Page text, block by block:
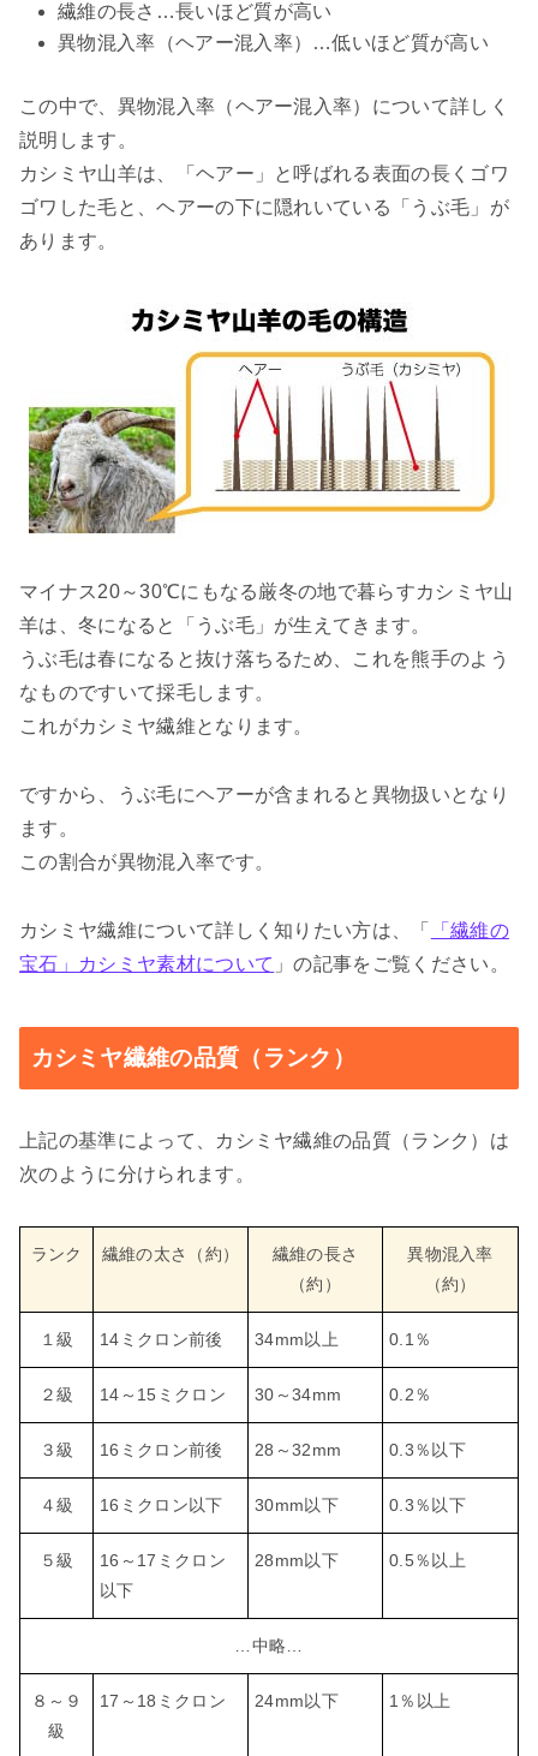
繊維の長さ…長いほど質が高い
異物混入率（ヘアー混入率）…低いほど質が高い
この中で、異物混入率（ヘアー混入率）について詳しく
説明します。
カシミヤ山羊は、「ヘアー」と呼ばれる表面の長くゴワ
ゴワした毛と、ヘアーの下に隠れいている「うぶ毛」が
あります。
マイナス20～30℃にもなる厳冬の地で暮らすカシミヤ山
羊は、冬になると「うぶ毛」が生えてきます。
うぶ毛は春になると抜け落ちるため、これを熊手のよう
なものですいて採毛します。
これがカシミヤ繊維となります。
ですから、うぶ毛にヘアーが含まれると異物扱いとなり
ます。
この割合が異物混入率です。
カシミヤ繊維について詳しく知りたい方は、「
「繊維の
宝石」カシミヤ素材について 」の記事をご覧ください。
カシミヤ繊維の品質（ランク）
上記の基準によって、カシミヤ繊維の品質（ランク）は
次のように分けられます。
ランク 繊維の太さ（約）
繊維の長さ
（約）
異物混入率
（約）
１級 14ミクロン前後 34mm以上 0.1％
２級 14～15ミクロン 30～34mm 0.2％
３級 16ミクロン前後 28～32mm 0.3％以下
４級 16ミクロン以下 30mm以下 0.3％以下
５級
16～17ミクロン
以下
28mm以下 0.5％以上
…中略…
８～９
級
17～18ミクロン 24mm以下 1％以上